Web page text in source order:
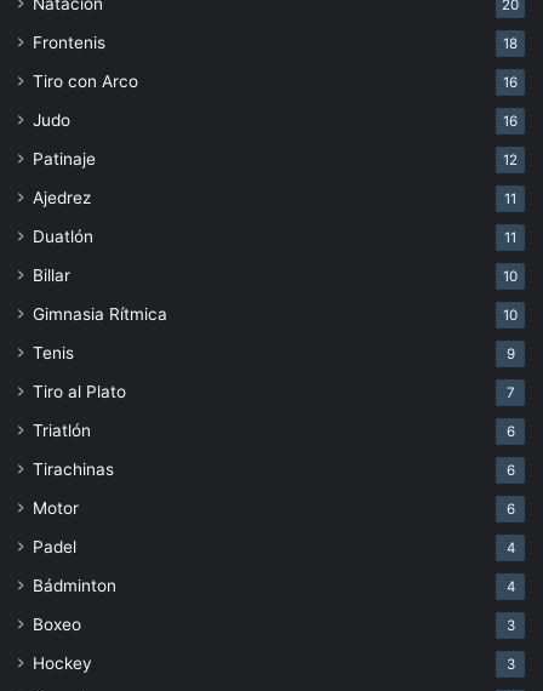
Natación 20
Frontenis 18
Tiro con Arco 16
Judo 16
Patinaje 12
Ajedrez 11
Duatlón 11
Billar 10
Gimnasia Rítmica 10
Tenis 9
Tiro al Plato 7
Triatlón 6
Tirachinas 6
Motor 6
Padel 4
Bádminton 4
Boxeo 3
Hockey 3